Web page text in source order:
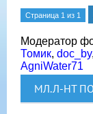
Страница 1 из 1
Модератор
Томик, doc_by,
AgniWater71
МЛ.Л-НТ